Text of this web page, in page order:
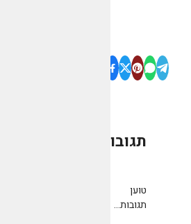
תגובות
טוען
תגובות...